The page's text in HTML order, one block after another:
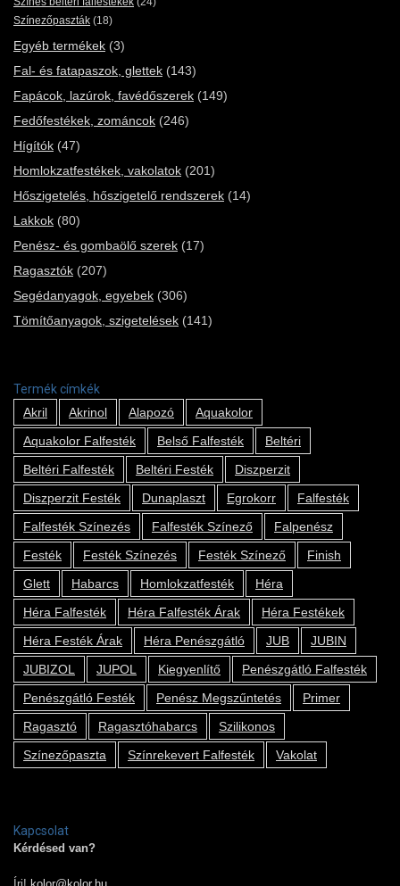
Színezőpaszták (18)
Egyéb termékek (3)
Fal- és fatapaszok, glettek (143)
Fapácok, lazúrok, favédőszerek (149)
Fedőfestékek, zománcok (246)
Hígítók (47)
Homlokzatfestékek, vakolatok (201)
Hőszigetelés, hőszigetelő rendszerek (14)
Lakkok (80)
Penész- és gombaölő szerek (17)
Ragasztók (207)
Segédanyagok, egyebek (306)
Tömítőanyagok, szigetelések (141)
Termék címkék
Akril
Akrinol Alapozó
Aquakolor
Aquakolor Falfesték
Belső Falfesték
Beltéri
Beltéri Falfesték
Beltéri Festék
Diszperzit
Diszperzit Festék
Dunaplaszt Egrokorr
Falfesték
Falfesték Színezés
Falfesték Színező
Falpenész
Festék
Festék Színezés Festék Színező
Finish
Glett
Habarcs Homlokzatfesték
Héra
Héra Falfesték
Héra Falfesték Árak
Héra Festékek
Héra Festék Árak
Héra Penészgátló JUB
JUBIN
JUBIZOL
JUPOL Kiegyenlítő
Penészgátló Falfesték
Penészgátló Festék
Penész Megszűntetés
Primer
Ragasztó
Ragasztóhabarcs
Szilikonos
Színezőpaszta
Színrekevert Falfesték Vakolat
Kapcsolat
Kérdésed van?